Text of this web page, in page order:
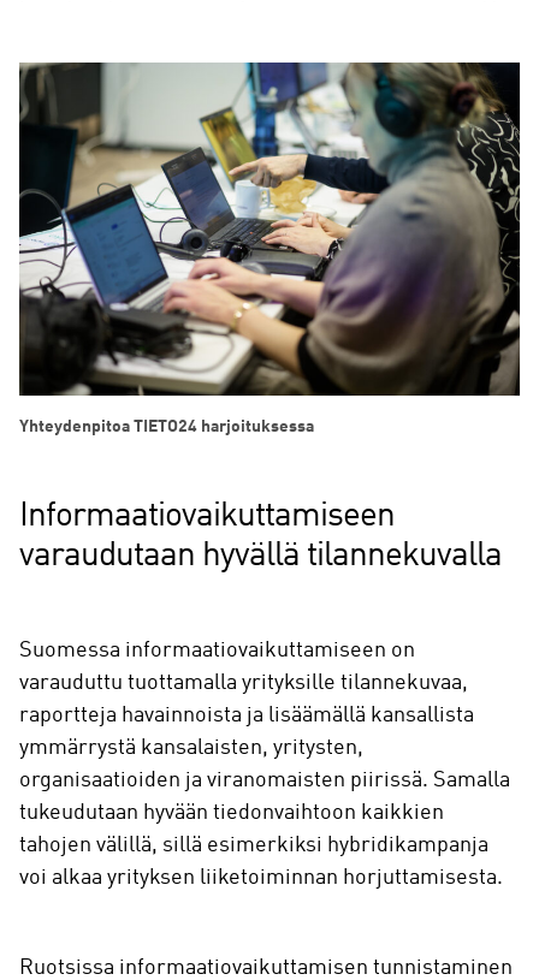
Yhteydenpitoa TIETO24 harjoituksessa
Informaatiovaikuttamiseen
varaudutaan hyvällä tilannekuvalla
Suomessa informaatiovaikuttamiseen on
varauduttu tuottamalla yrityksille tilannekuvaa,
raportteja havainnoista ja lisäämällä kansallista
ymmärrystä kansalaisten, yritysten,
organisaatioiden ja viranomaisten piirissä. Samalla
tukeudutaan hyvään tiedonvaihtoon kaikkien
tahojen välillä, sillä esimerkiksi hybridikampanja
voi alkaa yrityksen liiketoiminnan horjuttamisesta.
Ruotsissa informaatiovaikuttamisen tunnistaminen